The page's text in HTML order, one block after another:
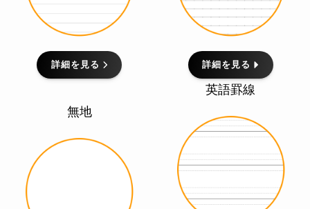
詳細を見る 詳細を見る
無地
英語罫線